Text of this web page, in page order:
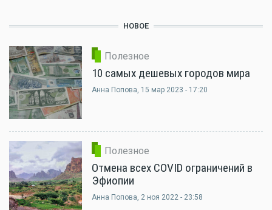
НОВОЕ
Полезное
10 самых дешевых городов мира
Анна Попова, 15 мар 2023 - 17:20
Полезное
Отмена всех COVID ограничений в
Эфиопии
Анна Попова, 2 ноя 2022 - 23:58